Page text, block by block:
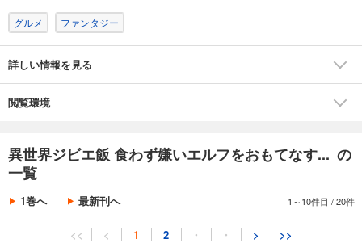
グルメ ファンタジー
詳しい情報を見る
閲覧環境
異世界ジビエ飯 食わず嫌いエルフをおもてなす... の
一覧
1巻へ 最新刊へ 1～10件目 /20件
<< < 1 2 ・ ・ > >>